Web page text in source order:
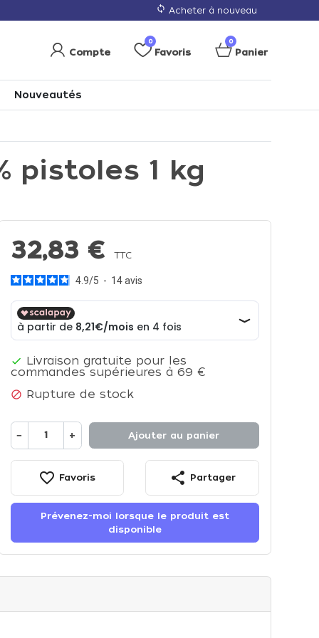
loop Acheter à nouveau
Compte
0
Favoris
0
Panier
Nouveautés
pistoles 1 kg
32,83 € TTC
4.9/5 - 14avis
 Livraison gratuite pour les
commandes supérieures à 69 €
 Rupture de stock
− + Ajouter au panier
favorite_border Favoris share Partager
Prévenez-moi lorsque le produit est
disponible